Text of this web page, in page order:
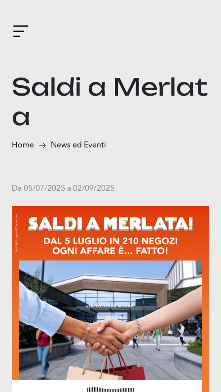
Saldi a Merlat
a
Home News ed Eventi
Da 05/07/2025 a 02/09/2025